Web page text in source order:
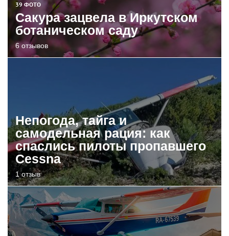
39 ФОТО
Сакура зацвела в Иркутском
ботаническом саду
6 отзывов
Непогода, тайга и
самодельная рация: как
спаслись пилоты пропавшего
Cessna
1 отзыв